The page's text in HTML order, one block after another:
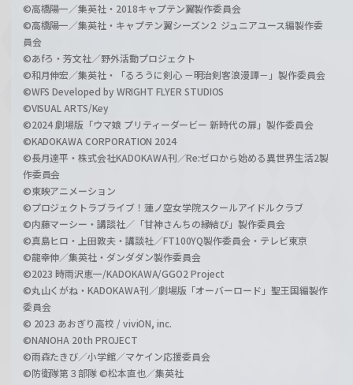
©高橋陽一／集英社・2018キャプテン翼製作委員会
©高橋陽一／集英社・キャプテン翼シーズン２ ジュニアユース編製作委
員会
©あfろ・芳文社／野外活動プロジェクト
©和月伸宏／集英社・「るろうに剣心 －明治剣客浪漫譚－」製作委員会
©WFS Developed by WRIGHT FLYER STUDIOS
©VISUAL ARTS/Key
©2024 劇場版「ウマ娘 プリティーダービー 新時代の扉」製作委員会
©KADOKAWA CORPORATION 2024
©長月達平・株式会社KADOKAWA刊／Re:ゼロから始める異世界生活2製
作委員会
©東映アニメーション
©プロジェクトラブライブ！蓮ノ空女学院スクールアイドルクラブ
©内藤マーシー・講談社／「甘神さんちの縁結び」製作委員会
©真島ヒロ・上田敦夫・講談社／FT100YQ製作委員会・テレビ東京
©龍幸伸／集英社・ダンダダン製作委員会
©2023 時雨沢恵一/KADOKAWA/GGO2 Project
©丸山くがね・KADOKAWA刊／劇場版「オーバーロード」聖王国編製作
委員会
© 2023 あおぎり高校 / viviON, inc.
©NANOHA 20th PROJECT
©雨森たきび／小学館／マケイン応援委員会
©防衛隊第３部隊 ©松本直也／集英社